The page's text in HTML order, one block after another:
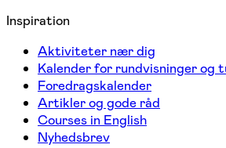
Inspiration
Aktiviteter nær dig
Kalender for rundvisninger og
Foredragskalender
Artikler og gode råd
Courses in English
Nyhedsbrev